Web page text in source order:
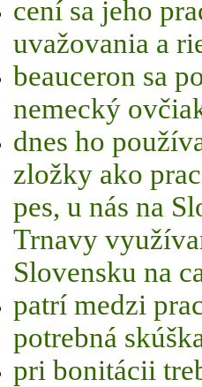
cení sa jeho
uvažovania a
beauceron sa
nemecký
dnes ho
zložky ako
pes, u nás na
Trnavy
Slovensku na
patrí medzi
potrebná
pri bonitácii